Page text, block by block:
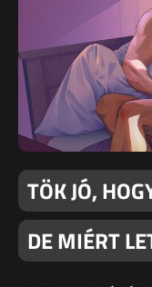
TÖK JÓ,
DE MIÉRT